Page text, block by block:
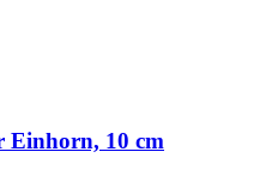
Einhorn, 10 cm